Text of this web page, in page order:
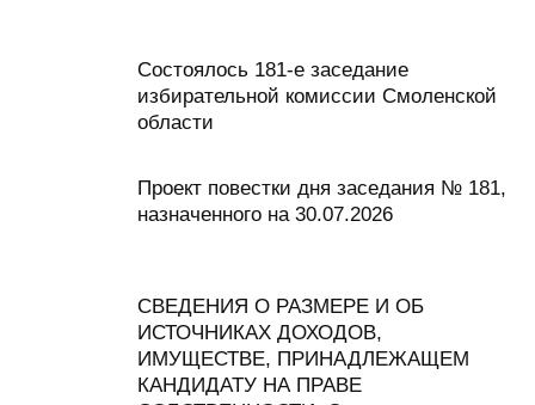
Состоялось 181-е заседание
избирательной комиссии Смоленской
области
Проект повестки дня заседания № 181,
назначенного на 30.07.2026
СВЕДЕНИЯ О РАЗМЕРЕ И ОБ
ИСТОЧНИКАХ ДОХОДОВ,
ИМУЩЕСТВЕ, ПРИНАДЛЕЖАЩЕМ
КАНДИДАТУ НА ПРАВЕ